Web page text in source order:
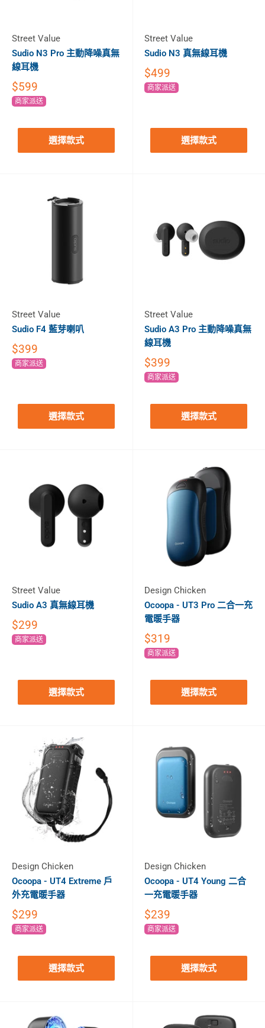
Street Value
Sudio N3 Pro 主動降噪真無
線耳機
$599
商家派送
選擇款式
Street Value
Sudio N3 真無線耳機
$499
商家派送
選擇款式
Street Value
Sudio F4 藍芽喇叭
$399
商家派送
選擇款式
Street Value
Sudio A3 Pro 主動降噪真無
線耳機
$399
商家派送
選擇款式
Street Value
Sudio A3 真無線耳機
$299
商家派送
選擇款式
Design Chicken
Ocoopa - UT3 Pro 二合一充
電暖手器
$319
商家派送
選擇款式
Design Chicken
Ocoopa - UT4 Extreme 戶
外充電暖手器
$299
商家派送
選擇款式
Design Chicken
Ocoopa - UT4 Young 二合
一充電暖手器
$239
商家派送
選擇款式